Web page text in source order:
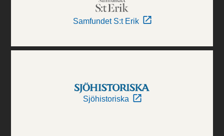
Samfundet S:t Erik
Sjöhistoriska